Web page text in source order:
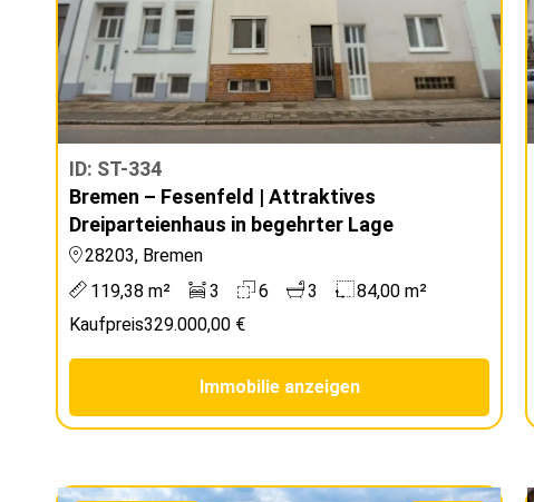
ID: ST-334
Bremen – Fesenfeld | Attraktives
Dreiparteienhaus in begehrter Lage
28203, Bremen
119,38 m²
3 6 3
84,00 m²
Kaufpreis329.000,00 €
Immobilie anzeigen